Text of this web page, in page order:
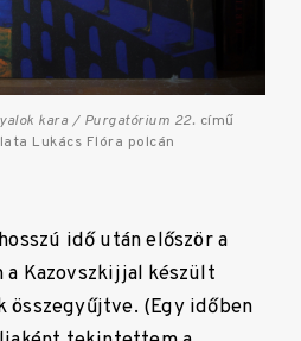
kara / Purgatórium 22. című
Lukács Flóra polcán
idő után először a
a Kazovszkijjal készült
összegyűjtve. (Egy időben